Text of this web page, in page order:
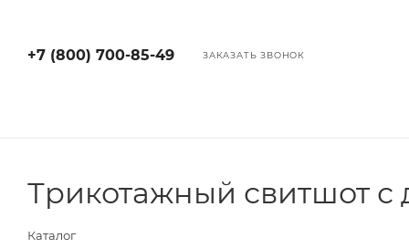
+7 (800) 700-85-49 ЗАКАЗАТЬ ЗВОНОК
Трикотажный свитшот с
Каталог